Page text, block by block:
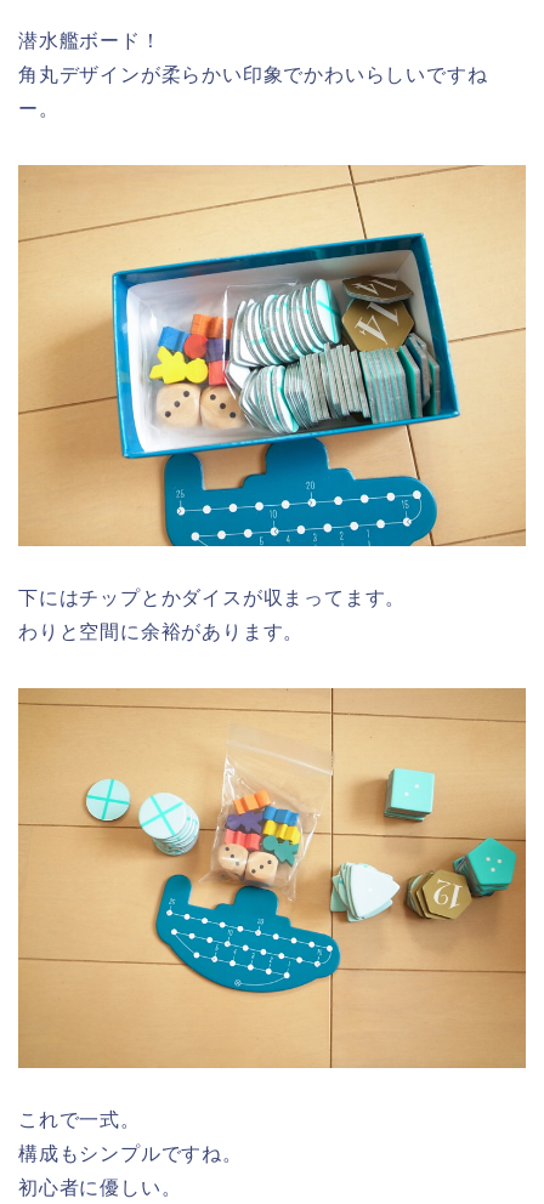
潜水艦ボード！
角丸デザインが柔らかい印象でかわいらしいですね
ー。
下にはチップとかダイスが収まってます。
わりと空間に余裕があります。
これで一式。
構成もシンプルですね。
初心者に優しい。